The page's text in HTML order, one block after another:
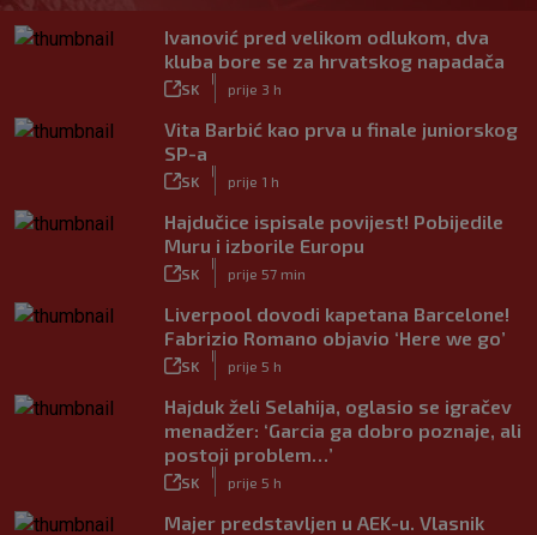
Ivanović pred velikom odlukom, dva
kluba bore se za hrvatskog napadača
SK prije 3 h
Vita Barbić kao prva u finale juniorskog
SP-a
SK prije 1 h
Hajdučice ispisale povijest! Pobijedile
Muru i izborile Europu
SK prije 57 min
Liverpool dovodi kapetana Barcelone!
Fabrizio Romano objavio ‘Here we go’
SK prije 5 h
Hajduk želi Selahija, oglasio se igračev
menadžer: ‘Garcia ga dobro poznaje, ali
postoji problem…’
SK prije 5 h
Majer predstavljen u AEK-u. Vlasnik